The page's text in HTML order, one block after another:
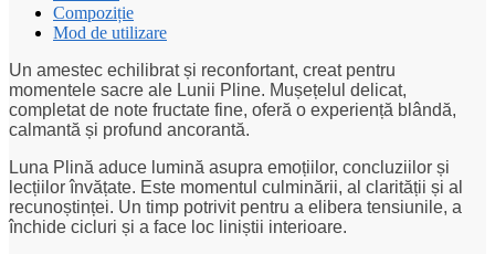
Compoziție
Mod de utilizare
Un amestec echilibrat și reconfortant, creat pentru
momentele sacre ale Lunii Pline. Mușețelul delicat,
completat de note fructate fine, oferă o experiență blândă,
calmantă și profund ancorantă.
Luna Plină aduce lumină asupra emoțiilor, concluziilor și
lecțiilor învățate. Este momentul culminării, al clarității și al
recunoștinței. Un timp potrivit pentru a elibera tensiunile, a
închide cicluri și a face loc liniștii interioare.